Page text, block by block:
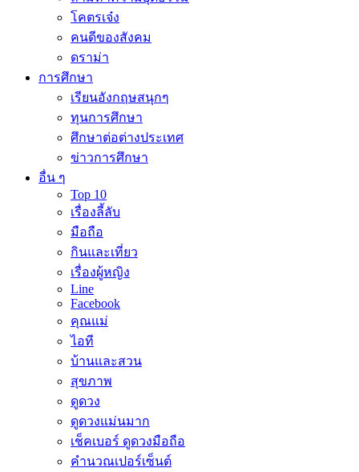
โคตรเจ๋ง
คนดีของสังคม
ดราม่า
การศึกษา
เรียนอังกฤษสนุกๆ
ทุนการศึกษา
ศึกษาต่อต่างประเทศ
ข่าวการศึกษา
อื่น ๆ
Top 10
เรื่องลี้ลับ
มือถือ
กินและเที่ยว
เรื่องผู้หญิง
Line
Facebook
คุณแม่
ไอที
บ้านและสวน
สุขภาพ
ดูดวง
ดูดวงแม่นมาก
เช็คเบอร์ ดูดวงมือถือ
คำนวณเปอร์เซ็นต์